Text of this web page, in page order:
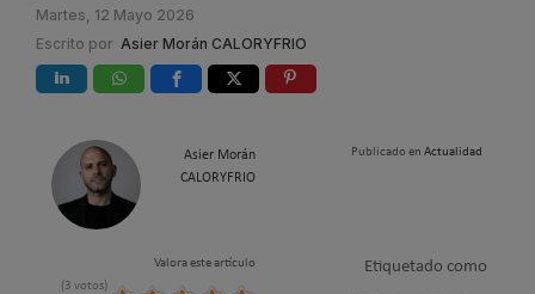
Martes, 12 Mayo 2026
Escrito por Asier Morán CALORYFRIO
Asier Morán
CALORYFRIO
Publicado en Actualidad
Valora este artículo
(3 votos)
Etiquetado como